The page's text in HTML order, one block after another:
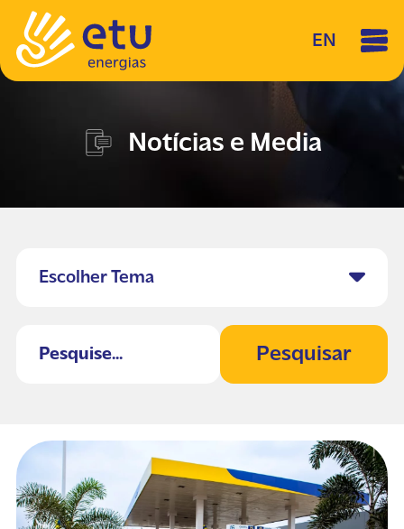
EN
Notícias e Media
Escolher Tema